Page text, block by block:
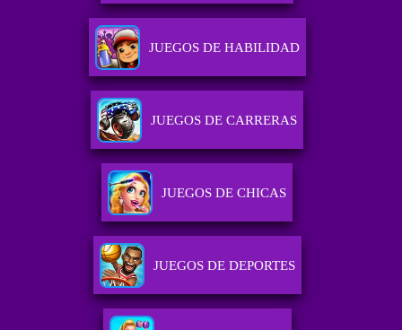
JUEGOS DE HABILIDAD
JUEGOS DE CARRERAS
JUEGOS DE CHICAS
JUEGOS DE DEPORTES